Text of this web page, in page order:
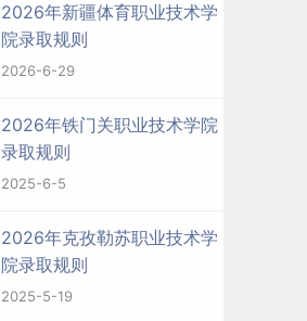
2026年新疆体育职业技术学
院录取规则
2026-6-29
2026年铁门关职业技术学院
录取规则
2025-6-5
2026年克孜勒苏职业技术学
院录取规则
2025-5-19